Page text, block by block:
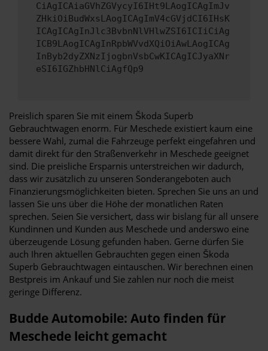
CiAgICAiaGVhZGVycyI6IHt9LAogICAgImJv
ZHkiOiBudWxsLAogICAgImV4cGVjdCI6IHsK
ICAgICAgInJlc3BvbnNlVHlwZSI6ICIiCiAg
ICB9LAogICAgInRpbWVvdXQiOiAwLAogICAg
InByb2dyZXNzIjogbnVsbCwKICAgICJyaXNr
eSI6IGZhbHNlCiAgfQp9
Preislich sparen Sie mit einem Škoda Superb
Gebrauchtwagen enorm. Für Meschede existiert kaum eine
bessere Wahl, zumal die Fahrzeuge perfekt eingefahren und
damit direkt für den Straßenverkehr in Meschede geeignet
sind. Die preisliche Ersparnis unterstreichen wir dadurch,
dass wir zusätzlich zu unseren Sonderangeboten auch
Finanzierungsmöglichkeiten bieten. Sprechen Sie uns an und
lassen Sie uns über die Höhe der monatlichen Raten
sprechen. Seien Sie versichert, dass wir bislang für all unsere
Kundinnen und Kunden aus Meschede und anderswo eine
überzeugende Lösung gefunden haben. Gerne dürfen Sie
auch Ihren aktuellen Gebrauchten gegen einen Škoda
Superb Gebrauchtwagen eintauschen. Wir berechnen einen
Bestpreis im Ankauf und Sie zahlen nur noch die meist
geringe Differenz.
Budde Automobile: Auto finden für
Meschede leicht gemacht